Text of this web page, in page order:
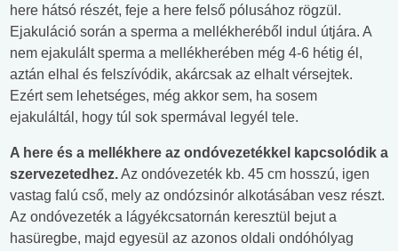
here hátsó részét, feje a here felső pólusához rögzül.
Ejakuláció során a sperma a mellékheréből indul útjára. A
nem ejakulált sperma a mellékherében még 4-6 hétig él,
aztán elhal és felszívódik, akárcsak az elhalt vérsejtek.
Ezért sem lehetséges, még akkor sem, ha sosem
ejakuláltál, hogy túl sok spermával legyél tele.
A here és a mellékhere az ondóvezetékkel kapcsolódik a
szervezetedhez.Az ondóvezeték kb. 45 cm hosszú, igen
vastag falú cső, mely az ondózsinór alkotásában vesz részt.
Az ondóvezeték a lágyékcsatornán keresztül bejut a
hasüregbe, majd egyesül az azonos oldali ondóhólyag